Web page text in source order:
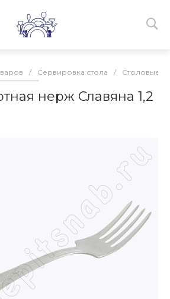
/ Сервировка стола / Столовые
нерж Славяна 1,2